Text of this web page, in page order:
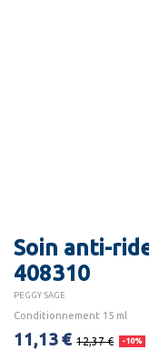
Soin anti-
408310
PEGGY SAGE
Conditionnement 15 ml
11,13 € 12,37 € -10%